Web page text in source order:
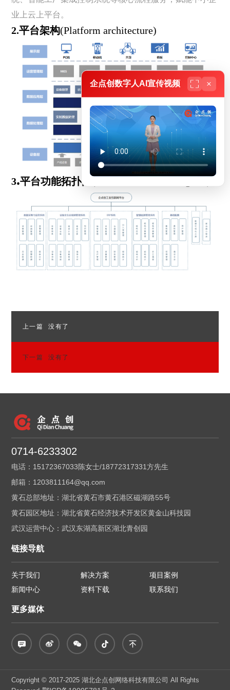
业上云上平台。
2.平台架构(Platform architecture)
3.平台功能拓扑图
上一篇 没有了
下一篇 没有了
0714-6233302
电话：15172367033陈女士/18772317331方先生
邮箱：1203811164@qq.com
黄石总部地址：湖北省黄石市黄石港区磁湖路55号
黄石园区地址：湖北省黄石经济技术开发区黄金山科技园
武汉运营中心：武汉东湖高新区湖北青创园
链接导航
关于我们 解决方案
项目案例
新闻中心
资料下载 联系我们
更多媒体
Copyright © 2017-2025 湖北企点创网络科技有限公司 All Rights
企点创数字人AI宣传视频